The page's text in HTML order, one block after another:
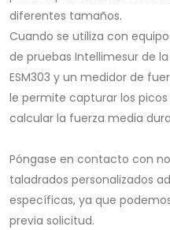
diferentes tamaños.
Cuando se utiliza con
de pruebas Intellimesur de
ESM303 y un medidor de
le permite capturar los
calcular la fuerza media
Póngase en contacto con
taladrados personalizados
específicas, ya que
previa solicitud.